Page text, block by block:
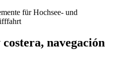
navegación